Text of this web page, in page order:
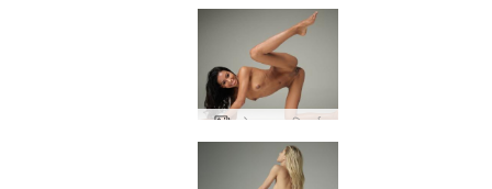
च्लोए अद्भुत एशियाई